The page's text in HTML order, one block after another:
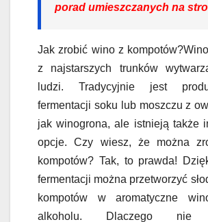
porad umieszczanych na
Jak zrobić wino z
z najstarszych trunków
ludzi. Tradycyjnie jest
fermentacji soku lub moszczu z
jak winogrona, ale istnieją także
opcje. Czy wiesz, że można
kompotów? Tak, to prawda!
fermentacji można przetworzyć
kompotów w aromatyczne
alkoholu. Dlaczego nie